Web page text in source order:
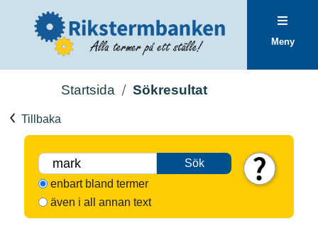
Meny
Startsida Sökresultat
Tillbaka
Sök
enbart bland termer
även i all annan text